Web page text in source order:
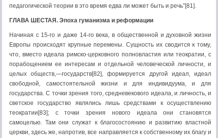
педагогической теории в это время едва ли может быть и речь”[81].
ГЛАВА ШЕСТАЯ. Эпоха гуманизма и реформации
Начиная с 15-го и даже 14-го века, в общественной и духовной жизни
Европы происходят крупные перемены. Сущность их сводится к тому,
что, вместо идеала римско-церковного полновластия или теократии, с
порабощением ее интересам и отдельной человеческой личности, и
целых обществ,—государств[82], формируется другой идеал, идеал
свободной, самостоятельной жизни и для индивидуума, и для
государства. С точки зрения того, средневекового идеала, и личность, и
светское государство являлись лишь средствами к осуществлению
теократии[83]; с точки зрения нового идеала они становятся
самоцелью. Там они служат к благосостоянию и развитию властной
церкви, здесь же, напротив, все направляется к собственному их благу и